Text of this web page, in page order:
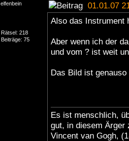
elfenbein
01.01.07
Rätsel: 218
Beiträge: 75
Also das
Aber wenn ich der
und vom ? ist weit
Das Bild ist
Es ist menschlich,
gut, in diesem Ärger
Vincent van Gogh,